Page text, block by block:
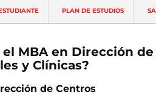
PLAN DE ESTUDIOS
el MBA en Dirección de
y Clínicas?
de Centros